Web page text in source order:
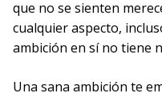
que no se sienten
cualquier aspecto,
ambición en sí no tiene
Una sana ambición te